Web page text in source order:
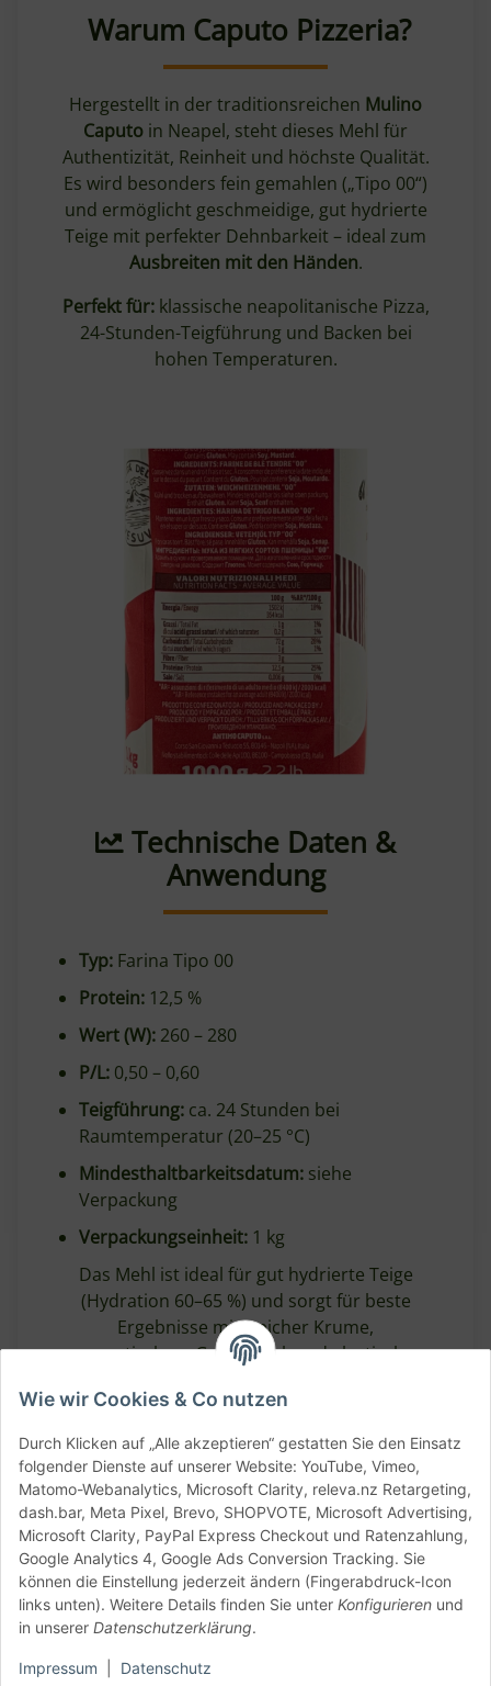
Wie wir Cookies & Co nutzen
Durch Klicken auf „Alle akzeptieren“ gestatten Sie den Einsatz
folgender Dienste auf unserer Website: YouTube, Vimeo,
Matomo-Webanalytics, Microsoft Clarity, releva.nz Retargeting,
dash.bar, Meta Pixel, Brevo, SHOPVOTE, Microsoft Advertising,
Microsoft Clarity, PayPal Express Checkout und Ratenzahlung,
Google Analytics 4, Google Ads Conversion Tracking. Sie
können die Einstellung jederzeit ändern (Fingerabdruck-Icon
links unten). Weitere Details finden Sie unter Konfigurieren und
in unserer Datenschutzerklärung.
Impressum Datenschutz
Warum Caputo Pizzeria?
Hergestellt in der traditionsreichen Mulino
Caputo in Neapel, steht dieses Mehl für
Authentizität, Reinheit und höchste Qualität.
Es wird besonders fein gemahlen („Tipo 00“)
und ermöglicht geschmeidige, gut hydrierte
Teige mit perfekter Dehnbarkeit – ideal zum
Ausbreiten mit den Händen.
Perfekt für:klassische neapolitanische Pizza,
24-Stunden-Teigführung und Backen bei
hohen Temperaturen.
Technische Daten &
Anwendung
Typ: Farina Tipo 00
Protein: 12,5 %
Wert (W): 260 – 280
P/L: 0,50 – 0,60
Teigführung: ca. 24 Stunden bei
Raumtemperatur (20–25 °C)
Mindesthaltbarkeitsdatum: siehe
Verpackung
Verpackungseinheit: 1 kg
Das Mehl ist ideal für gut hydrierte Teige
(Hydration 60–65 %) und sorgt für beste
Ergebnisse mit weicher Krume,
aromatischem Geschmack und elastischer
Nährwertangaben
(Durchschnittswerte pro 100 g)
Energie
354 kcal / 1502
kJ
Fett